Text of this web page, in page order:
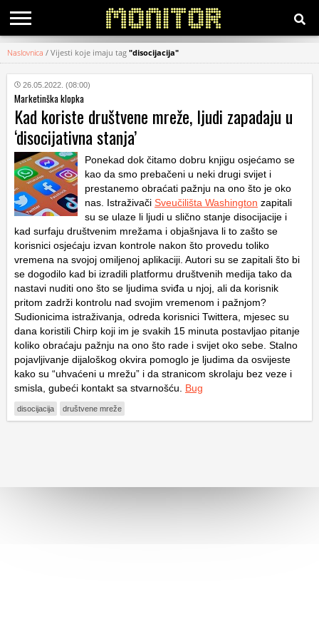
KATEGORIJE
HRVATSKI
WEB
Naslovnica / Vijesti koje imaju tag "disocijacija"
26.05.2022. (08:00)
Marketinška klopka
Kad koriste društvene mreže, ljudi zapadaju u
‘disocijativna stanja’
Ponekad dok čitamo dobru knjigu osjećamo se
kao da smo prebačeni u neki drugi svijet i
prestanemo obraćati pažnju na ono što je oko
nas. Istraživači Sveučilišta Washington zapitali
su se ulaze li ljudi u slično stanje disocijacije i
kad surfaju društvenim mrežama i objašnjava li to zašto se
korisnici osjećaju izvan kontrole nakon što provedu toliko
vremena na svojoj omiljenoj aplikaciji. Autori su se zapitali što bi
se dogodilo kad bi izradili platformu društvenih medija tako da
nastavi nuditi ono što se ljudima sviđa u njoj, ali da korisnik
pritom zadrži kontrolu nad svojim vremenom i pažnjom?
Sudionicima istraživanja, odreda korisnici Twittera, mjesec su
dana koristili Chirp koji im je svakih 15 minuta postavljao pitanje
koliko obraćaju pažnju na ono što rade i svijet oko sebe. Stalno
pojavljivanje dijaloškog okvira pomoglo je ljudima da osvijeste
kako su “uhvaćeni u mrežu” i da stranicom skrolaju bez veze i
smisla, gubeći kontakt sa stvarnošću. Bug
disocijacija društvene mreže